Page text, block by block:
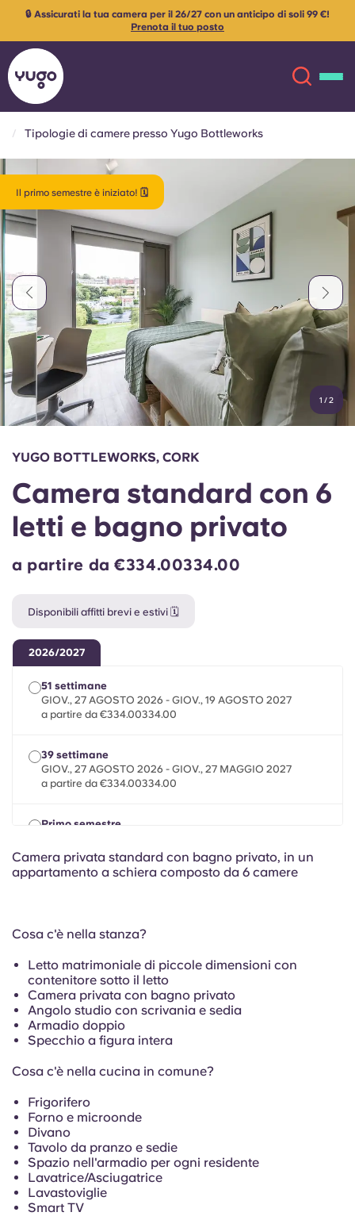
Sedi
Account Lingua
English (GB)
Chinese
Español
French
Seleziona un paese
Accedi
Prenota ora
English (GB)
English (US)
Chinese Español
Català
Italian French
Portuguese
🔒 Assicurati la tua camera per il 26/27 con un anticipo di soli 99 €!
Prenota il tuo posto
Tipologie di camere presso Yugo Bottleworks
Il primo semestre è iniziato! 🗓️
1 /2
YUGO BOTTLEWORKS, CORK
Camera standard con 6
letti e bagno privato
a partire da €334.00334.00
Disponibili affitti brevi e estivi 🗓️
2026/2027
51 settimane
GIOV., 27 AGOSTO 2026 - GIOV., 19 AGOSTO 2027
a partire da €334.00334.00
39 settimane
GIOV., 27 AGOSTO 2026 - GIOV., 27 MAGGIO 2027
a partire da €334.00334.00
Primo semestre
a partire da €334.00334.00
Camera privata standard con bagno privato, in un
appartamento a schiera composto da 6 camere
Cosa c'è nella stanza?
Letto matrimoniale di piccole dimensioni con
contenitore sotto il letto
Camera privata con bagno privato
Angolo studio con scrivania e sedia
Armadio doppio
Specchio a figura intera
Cosa c'è nella cucina in comune?
Frigorifero
Forno e microonde
Divano
Tavolo da pranzo e sedie
Spazio nell'armadio per ogni residente
Lavatrice/Asciugatrice
Lavastoviglie
Smart TV